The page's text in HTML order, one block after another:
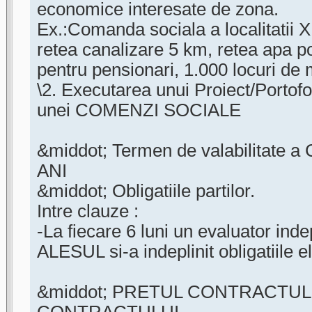
economice interesate de zona.
Ex.:Comanda sociala a localitatii
retea canalizare 5 km, retea apa
pentru pensionari, 1.000 locuri de
\2. Executarea unui Proiect/
unei COMENZI SOCIALE
&middot; Termen de valabilitate a
ANI
&middot; Obligatiile partilor.
Intre clauze :
-La fiecare 6 luni un evaluator
ALESUL si-a indeplinit obligatiile
&middot; PRETUL